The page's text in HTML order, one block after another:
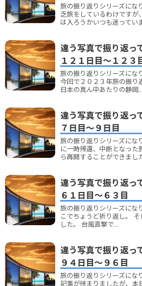
旅の振り返りシリーズにな
乏旅をしているわけですが
は入ろうかいつも迷ってい
違う写真で振り返っ
１２１日目～１２３
旅の振り返りシリーズにな
今回で２０２３年旅の振り
日本の真ん中あたりの静岡...
違う写真で振り返っ
７日目～９日目
旅の振り返りシリーズにな
に一時帰還、中断となっ
ら再開することができまし
違う写真で振り返っ
６１日目～６３目
旅の振り返りシリーズにな
こでちょうど折り返し。
した。 台風直撃で...
違う写真で振り返っ
９４日目～９６目
旅の振り返りシリーズにな
記事が挟まりましたが、本